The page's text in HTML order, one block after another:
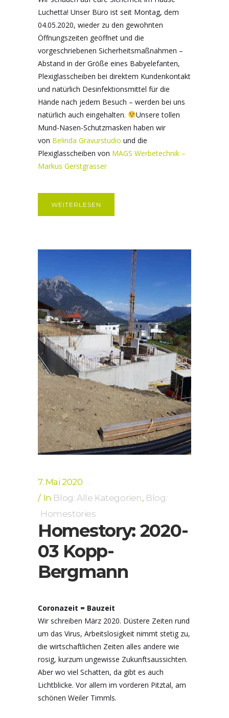
Luchetta! Unser Büro ist seit Montag, dem
04.05.2020, wieder zu den gewohnten
Öffnungszeiten geöffnet und die
vorgeschriebenen Sicherheitsmaßnahmen –
Abstand in der Größe eines Babyelefanten,
Plexiglasscheiben bei direktem Kundenkontakt
und natürlich Desinfektionsmittel für die
Hände nach jedem Besuch – werden bei uns
natürlich auch eingehalten.
Unsere tollen
Mund-Nasen-Schutzmasken haben wir
von Belinda Gravurstudio und die
Plexiglasscheiben von MAGS Werbetechnik –
Markus Gerstgrasser
WEITERLESEN
7. Mai 2020
In Blog: Alle Kategorien, Blog:
Homestories
Homestory: 2020-
03 Kopp-
Bergmann
Coronazeit = Bauzeit
Wir schreiben März 2020. Düstere Zeiten rund
um das Virus, Arbeitslosigkeit nimmt stetig zu,
die wirtschaftlichen Zeiten alles andere wie
rosig, kurzum ungewisse Zukunftsaussichten.
Aber wo viel Schatten, da gibt es auch
Lichtblicke. Vor allem im vorderen Pitztal, am
schönen Weiler Timmls.